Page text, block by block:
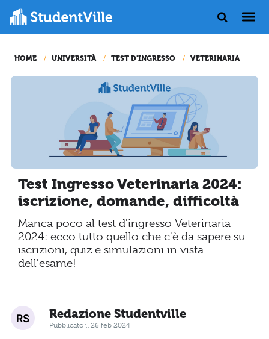
HOME UNIVERSITÀ TEST D'INGRESSO VETERINARIA
Test Ingresso Veterinaria 2024:
iscrizione, domande, difficoltà
Manca poco al test d'ingresso Veterinaria
2024: ecco tutto quello che c'è da sapere su
iscrizioni, quiz e simulazioni in vista
dell'esame!
Redazione Studentville
Pubblicato il 26 feb 2024